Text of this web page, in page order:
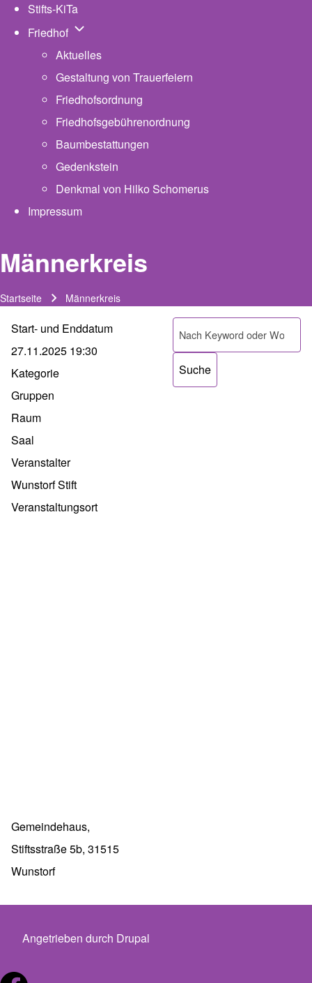
Stifts-KiTa
Friedhof Unternavigation von Friedhof
Aktuelles
Gestaltung von Trauerfeiern
Friedhofsordnung
Friedhofsgebührenordnung
Baumbestattungen
Gedenkstein
Denkmal von Hilko Schomerus
Impressum
Männerkreis
Pfadnavigation
Startseite Männerkreis
Start- und Enddatum
27.11.2025 19:30
Kategorie
Gruppen
Raum
Saal
Veranstalter
Wunstorf Stift
Veranstaltungsort
Gemeindehaus,
Stiftsstraße 5b, 31515
Wunstorf
Suche
Angetrieben durch Drupal